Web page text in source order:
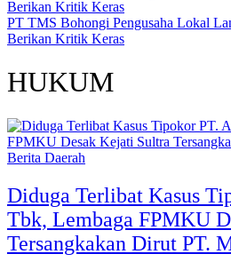
PT TMS Bohongi Pengusaha Lokal
Berikan Kritik Keras
HUKUM
Berita Daerah
Diduga Terlibat Kasus
Tbk, Lembaga FPMKU
Tersangkakan Dirut PT.